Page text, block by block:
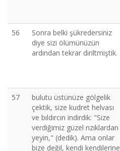
56
Sonra belki şükredersiniz
diye sizi ölümünüzün
ardından tekrar diriltmiştik.
57
bulutu üstünüze gölgelik
çektik, size kudret helvası
ve bıldırcın indirdik: "Size
verdiğimiz güzel rızıklardan
yeyin," (dedik). Ama onlar
bize değil, kendi kendilerine